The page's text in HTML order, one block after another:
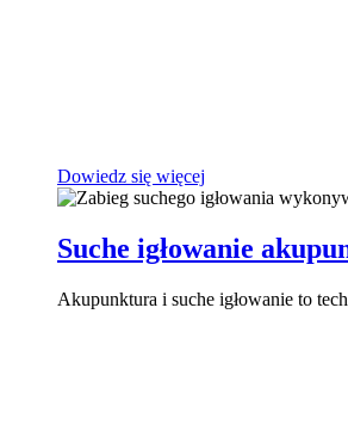
Dowiedz się więcej
Suche igłowanie
Akupunktura i suche igłowanie to